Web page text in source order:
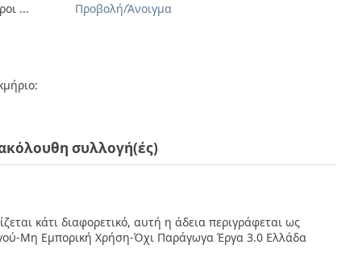
...
Προβολή/Άνοιγμα
συλλογή(ές)
κάτι διαφορετικό, αυτή η άδεια περιγράφεται ως
Μη Εμπορική Χρήση-Όχι Παράγωγα Έργα 3.0 Ελλάδα